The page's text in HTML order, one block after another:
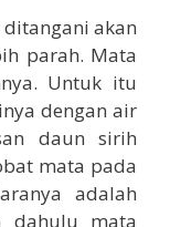
akan
parah. Mata
Untuk itu
dengan air
daun sirih
mata pada
adalah
dahulu mata